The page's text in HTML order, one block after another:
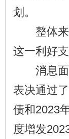
划。
整体来
这一利好支
消息面
表决通过
债和2023
度增发